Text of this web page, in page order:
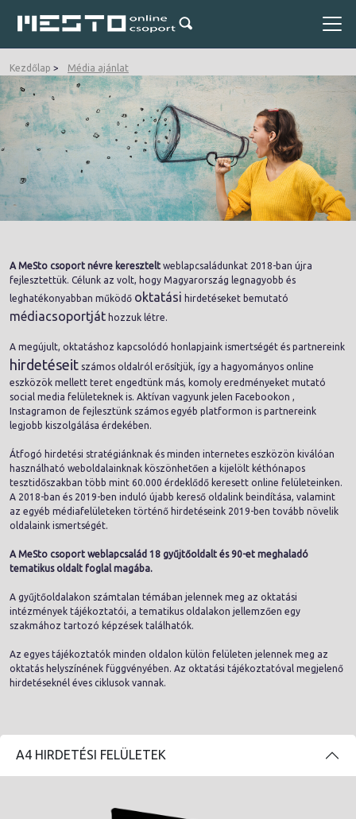
Kezdőlap Média ajánlat
A MeSto csoport névre keresztelt weblapcsaládunkat 2018-ban újra
fejlesztettük. Célunk az volt, hogy Magyarország legnagyobb és
leghatékonyabban működő oktatási hirdetéseket bemutató
médiacsoportját hozzuk létre.
A megújult, oktatáshoz kapcsolódó honlapjaink ismertségét és partnereink
hirdetéseit számos oldalról erősítjük, így a hagyományos online
eszközök mellett teret engedtünk más, komoly eredményeket mutató
social media felületeknek is. Aktívan vagyunk jelen Facebookon ,
Instagramon de fejlesztünk számos egyéb platformon is partnereink
legjobb kiszolgálása érdekében.
Átfogó hirdetési stratégiánknak és minden internetes eszközön kiválóan
használható weboldalainknak köszönhetően a kijelölt kéthónapos
tesztidőszakban több mint 60.000 érdeklődő keresett online felületeinken.
A 2018-ban és 2019-ben induló újabb kereső oldalink beindítása, valamint
az egyéb médiafelületeken történő hirdetéseink 2019-ben tovább növelik
oldalaink ismertségét.
A MeSto csoport weblapcsalád 18 gyűjtőoldalt és 90-et meghaladó
tematikus oldalt foglal magába.
A gyűjtőoldalakon számtalan témában jelennek meg az oktatási
intézmények tájékoztatói, a tematikus oldalakon jellemzően egy
szakmához tartozó képzések találhatók.
Az egyes tájékoztatók minden oldalon külön felületen jelennek meg az
oktatás helyszínének függvényében. Az oktatási tájékoztatóval megjelenő
hirdetéseknél éves ciklusok vannak.
A4 HIRDETÉSI FELÜLETEK